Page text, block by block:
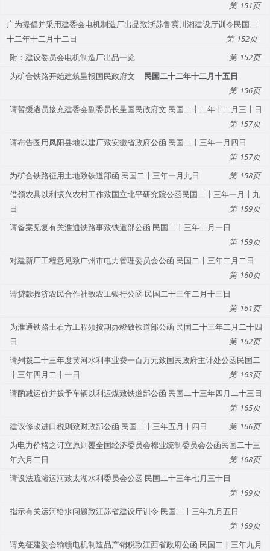
151
广为提倡并采用建委会电机制造厂出品致浙苏鲁冀川湘建设厅训令民国二
十二年十二月十二日
152
附：建设委员会电机制造厂出品一览
152
为矿合铁路开始建筑呈报国民政府文
民国二十二年十二月十五日
156
请暂缓遴员接充建委会副委员长呈国民政府文 民国二十二年十二月三十日
157
请布告圈用凤阳县地以建厂致安徽省政府公函 民国二十三年一月四日
157
为矿合铁路征用土地致铁道部函 民国二十三年一月九日
158
借领农具以利振兴农村工作致国立北平研究院公函民国二十三年一月十九
日
159
请备案见复有关淮通铁路事致铁道部公函 民国二十三年二月一日
159
对建新厂工程意见致广州市电力管理委员会公函 民国二十三年二月二日
160
请贷款救济农民合作社致农工银行公函 民国二十三年二月十三日
161
为淮通铁路土石方工程须按期办竣致铁道部公函 民国二十三年二月二十四
日
162
请列拨二十三年度黄河水利事业费一百万元致国民政府主计处公函民国二
十三年四月二十一日
163
请酌减运价并拨予车辆以利运煤致铁道部公函 民国二十三年四月二十三日
165
建议修改进口税则致财政部公函 民国二十三年五月十四日
166
为电力价格之订立原则覆全国经济委员会棉业统制委员会公函民国二十三
年六月二日
168
请设法疏濬运河致太湖水利委员会公函 民国二十三年七月三十日
169
指示有关运河给水问题致江苏省建设厅训令 民国二十三年九月五日
169
请免征建委会输赣电机制造品产销税致江西省政府公函 民国二十三年九月